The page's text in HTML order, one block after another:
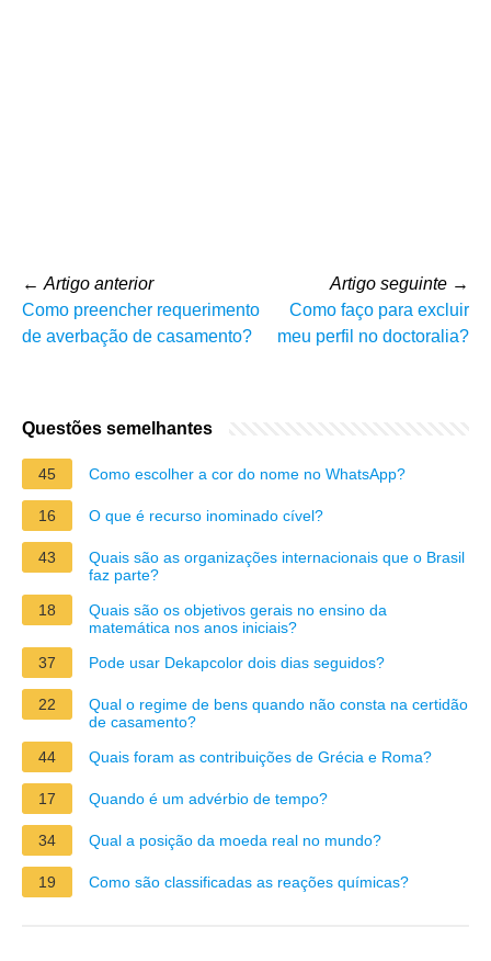
← Artigo anterior
Como preencher requerimento
de averbação de casamento?
Artigo seguinte →
Como faço para excluir
meu perfil no doctoralia?
Questões semelhantes
45 Como escolher a cor do nome no WhatsApp?
16 O que é recurso inominado cível?
43
Quais são as organizações internacionais que o Brasil
faz parte?
18
Quais são os objetivos gerais no ensino da
matemática nos anos iniciais?
37
Pode usar Dekapcolor dois dias seguidos?
22
Qual o regime de bens quando não consta na certidão
de casamento?
44
Quais foram as contribuições de Grécia e Roma?
17 Quando é um advérbio de tempo?
34 Qual a posição da moeda real no mundo?
19 Como são classificadas as reações químicas?